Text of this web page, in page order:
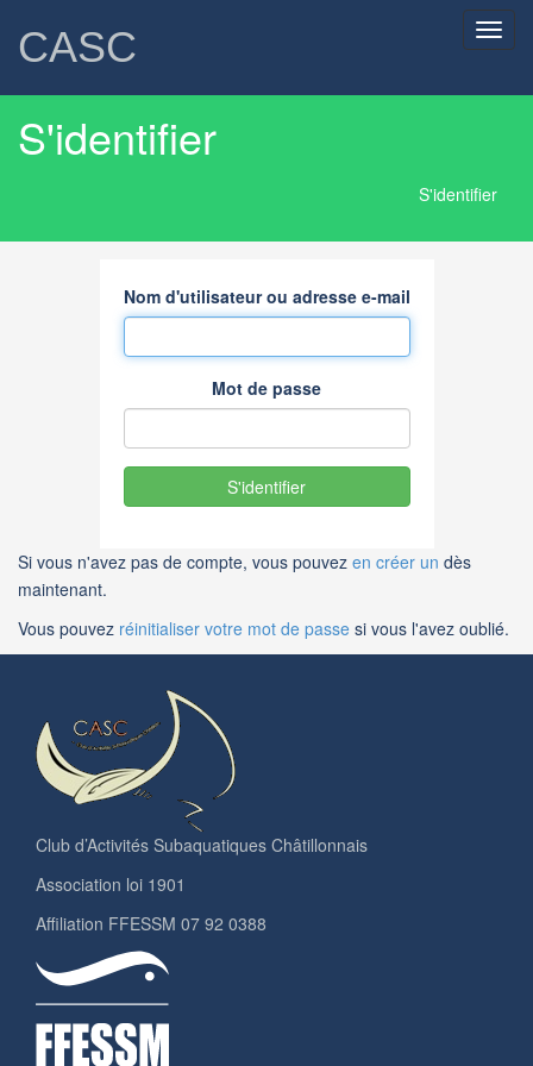
CASC
S'identifier
S'identifier
Nom d'utilisateur ou adresse e-mail
Mot de passe
S'identifier
Si vous n'avez pas de compte, vous pouvez en créer un dès
maintenant.
Vous pouvez réinitialiser votre mot de passe si vous l'avez oublié.
Club d’Activités Subaquatiques Châtillonnais
Association loi 1901
Affiliation FFESSM 07 92 0388